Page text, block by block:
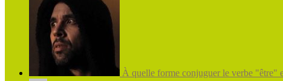
À quelle forme conjuguer le verbe "être"